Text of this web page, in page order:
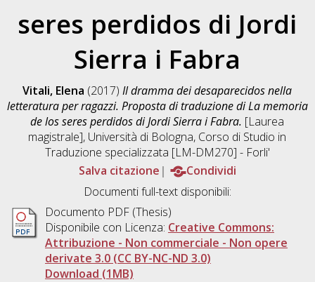
seres perdidos di Jordi
Sierra i Fabra
Vitali, Elena (2017)Il dramma dei desaparecidos nella
letteratura per ragazzi. Proposta di traduzione di La memoria
de los seres perdidos di Jordi Sierra i Fabra. [Laurea
magistrale], Università di Bologna, Corso di Studio in
Traduzione specializzata [LM-DM270] - Forli'
Salva citazione
Condividi
Documenti full-text disponibili:
Documento PDF (Thesis)
Disponibile con Licenza: Creative Commons:
Attribuzione - Non commerciale - Non opere
derivate 3.0 (CC BY-NC-ND 3.0)
Download (1MB)